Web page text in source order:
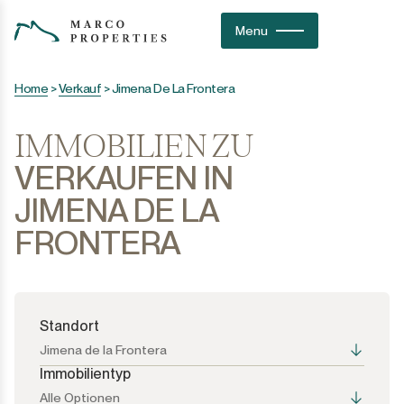
Menu
Home >Verkauf >Jimena De La Frontera
IMMOBILIEN ZU
VERKAUFEN IN
JIMENA DE LA
FRONTERA
Standort
Jimena de la Frontera
Immobilientyp
Alle Optionen